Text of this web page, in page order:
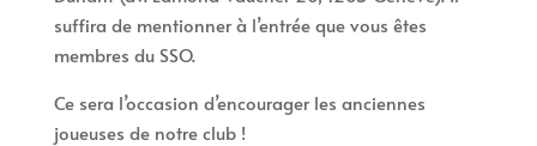
suffira de mentionner à l’entrée que vous êtes
membres du SSO.
Ce sera l’occasion d’encourager les anciennes
joueuses de notre club !